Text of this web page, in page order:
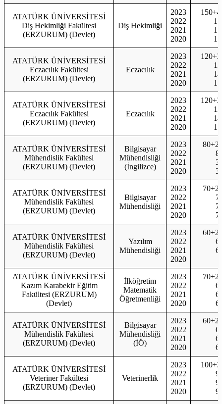
ATATÜRK ÜNİVERSİTESİ
Diş Hekimliği Fakültesi
(ERZURUM) (Devlet)
Diş Hekimliği
2023
2022
2021
2020
ATATÜRK ÜNİVERSİTESİ
Eczacılık Fakültesi
(ERZURUM) (Devlet)
Eczacılık
2023
2022
2021
2020
ATATÜRK ÜNİVERSİTESİ
Eczacılık Fakültesi
(ERZURUM) (Devlet)
Eczacılık
2023
2022
2021
2020
ATATÜRK ÜNİVERSİTESİ
Mühendislik Fakültesi
(ERZURUM) (Devlet)
Bilgisayar
Mühendisliği
(İngilizce)
2023
2022
2021
2020
ATATÜRK ÜNİVERSİTESİ
Mühendislik Fakültesi
(ERZURUM) (Devlet)
Bilgisayar
Mühendisliği
2023
2022
2021
2020
ATATÜRK ÜNİVERSİTESİ
Mühendislik Fakültesi
(ERZURUM) (Devlet)
Yazılım
Mühendisliği
2023
2022
2021
2020
ATATÜRK ÜNİVERSİTESİ
Kazım Karabekir Eğitim
Fakültesi (ERZURUM)
(Devlet)
İlköğretim
Matematik
Öğretmenliği
2023
2022
2021
2020
ATATÜRK ÜNİVERSİTESİ
Mühendislik Fakültesi
(ERZURUM) (Devlet)
Bilgisayar
Mühendisliği
(İÖ)
2023
2022
2021
2020
ATATÜRK ÜNİVERSİTESİ
Veteriner Fakültesi
(ERZURUM) (Devlet)
Veterinerlik
2023
2022
2021
2020